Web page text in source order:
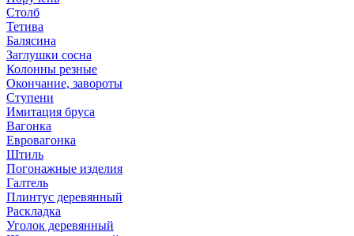
Столб
Тетива
Балясина
Заглушки сосна
Колонны резные
Окончание, завороты
Ступени
Имитация бруса
Вагонка
Евровагонка
Штиль
Погонажные изделия
Галтель
Плинтус деревянный
Раскладка
Уголок деревянный